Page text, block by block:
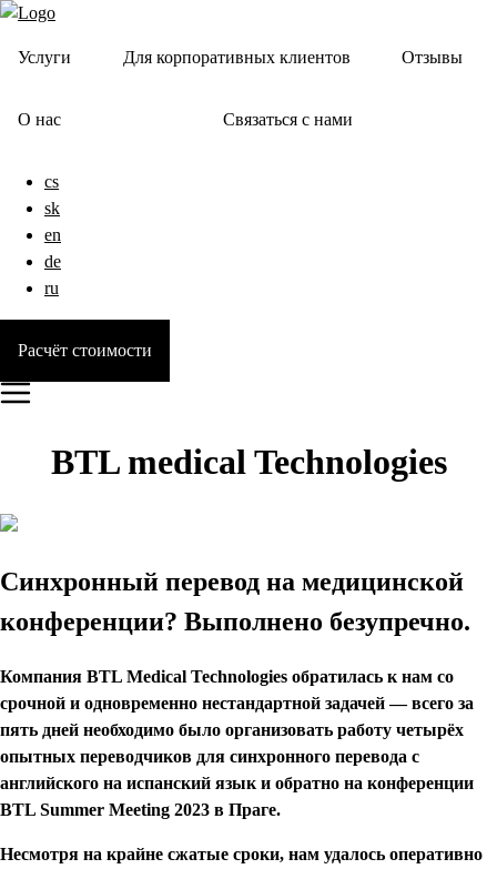
Услуги Для корпоративных клиентов Отзывы
О нас Связаться с нами
cs
sk
en
de
ru
Расчёт стоимости
BTL medical Technologies
Синхронный перевод на медицинской
конференции? Выполнено безупречно.
Компания BTL Medical Technologies обратилась к нам со
срочной и одновременно нестандартной задачей — всего за
пять дней необходимо было организовать работу четырёх
опытных переводчиков для синхронного перевода с
английского на испанский язык и обратно на конференции
BTL Summer Meeting 2023 в Праге.
Несмотря на крайне сжатые сроки, нам удалось оперативно